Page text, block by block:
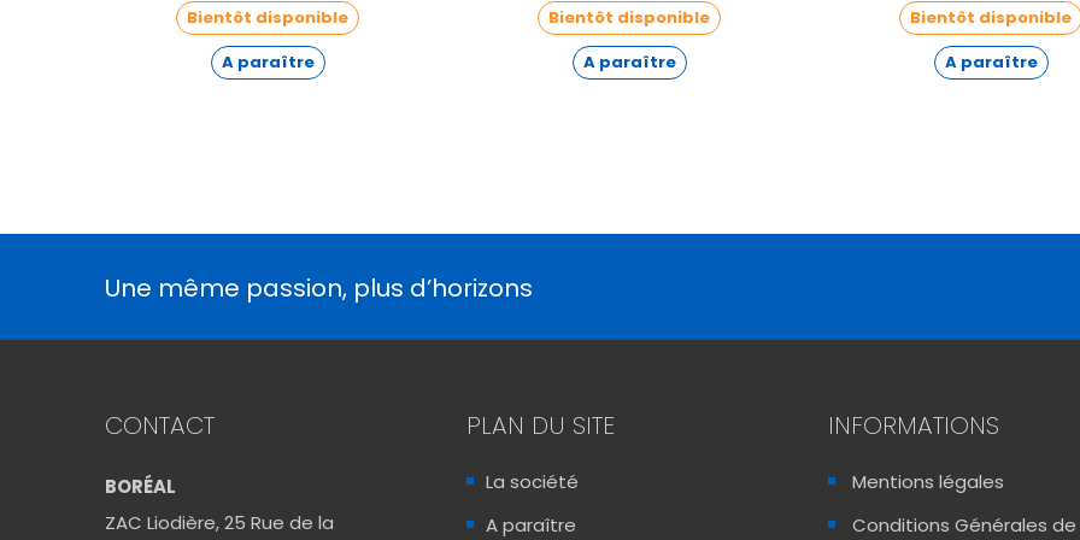
Bientôt disponible
A paraître
Bientôt disponible
A paraître
Bientôt disponible
A paraître
Une même passion, plus d’horizons
CONTACT
BORÉAL
ZAC Liodière, 25 Rue de la
PLAN DU SITE
La société
A paraître
INFORMATIONS
Mentions légales
Conditions Générales